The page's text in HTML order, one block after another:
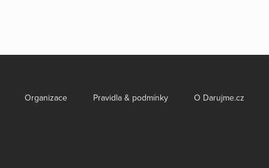
Organizace Pravidla & podmínky O Darujme.cz